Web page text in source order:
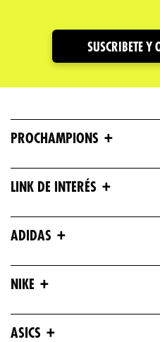
SUSCRIBETE Y
PROCHAMPIONS +
LINK DE INTERÉS +
ADIDAS +
NIKE +
ASICS +